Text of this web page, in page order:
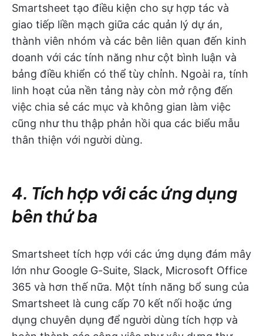
Smartsheet tạo điều kiện cho sự hợp tác và
giao tiếp liền mạch giữa các quản lý dự án,
thành viên nhóm và các bên liên quan đến kinh
doanh với các tính năng như cột bình luận và
bảng điều khiển có thể tùy chỉnh. Ngoài ra, tính
linh hoạt của nền tảng này còn mở rộng đến
việc chia sẻ các mục và không gian làm việc
cũng như thu thập phản hồi qua các biểu mẫu
thân thiện với người dùng.
4. Tích hợp với các ứng dụng
bên thứ ba
Smartsheet tích hợp với các ứng dụng đám mây
lớn như Google G-Suite, Slack, Microsoft Office
365 và hơn thế nữa. Một tính năng bổ sung của
Smartsheet là cung cấp 70 kết nối hoặc ứng
dụng chuyên dụng để người dùng tích hợp và